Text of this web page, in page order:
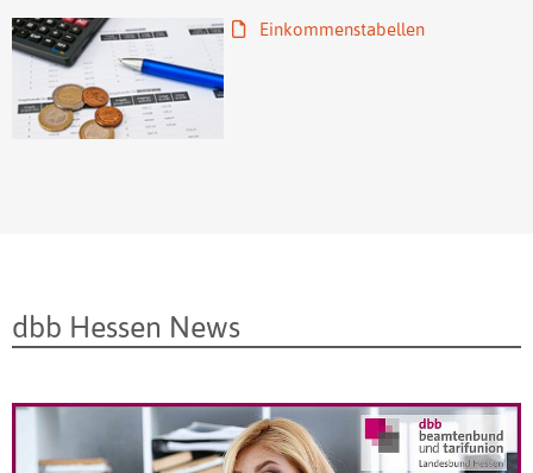
Einkommenstabellen
dbb Hessen News